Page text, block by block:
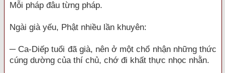
Mỗi pháp đâu từng pháp.
Ngài già yếu, Phật nhiều lần khuyên:
─ Ca-Diếp tuổi đã già, nên ở một chổ nhận những thức
cúng dường của thí chủ, chớ đi khất thực nhọc nhằn.